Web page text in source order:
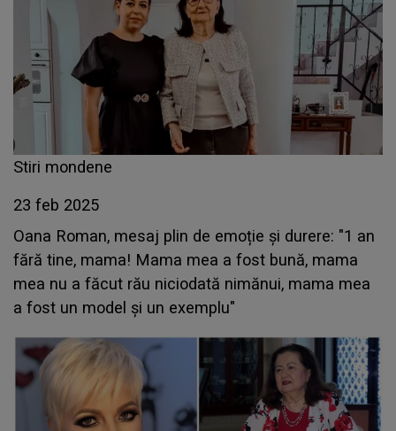
Stiri mondene
23 feb 2025
Oana Roman, mesaj plin de emoție și durere: "1 an
fără tine, mama! Mama mea a fost bună, mama
mea nu a făcut rău niciodată nimănui, mama mea
a fost un model și un exemplu"